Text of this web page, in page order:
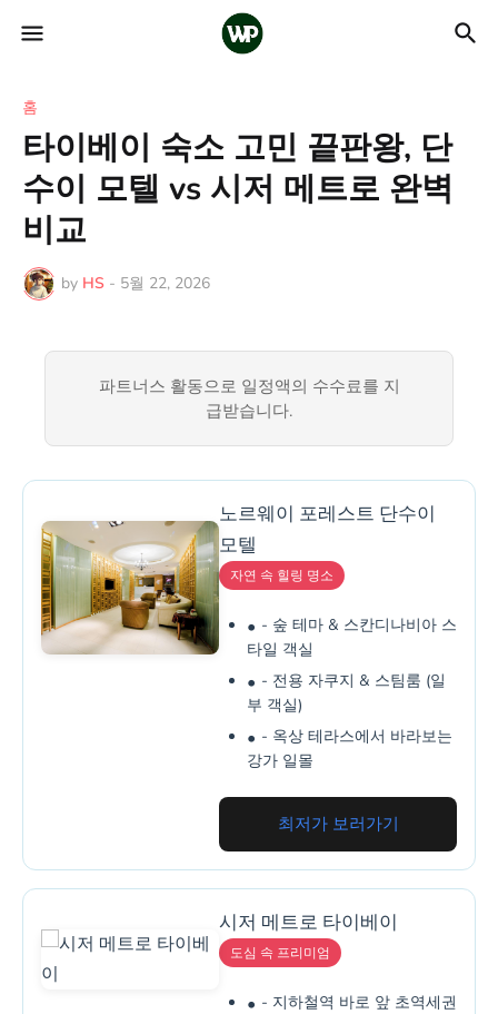
홈
타이베이 숙소 고민 끝판왕, 단
수이 모텔 vs 시저 메트로 완벽
비교
by HS - 5월 22, 2026
파트너스 활동으로 일정액의 수수료를 지
급받습니다.
노르웨이 포레스트 단수이
모텔
자연 속 힐링 명소
- 숲 테마 & 스칸디나비아 스
타일 객실
- 전용 자쿠지 & 스팀룸 (일
부 객실)
- 옥상 테라스에서 바라보는
강가 일몰
최저가 보러가기
시저 메트로 타이베이
도심 속 프리미엄
- 지하철역 바로 앞 초역세권